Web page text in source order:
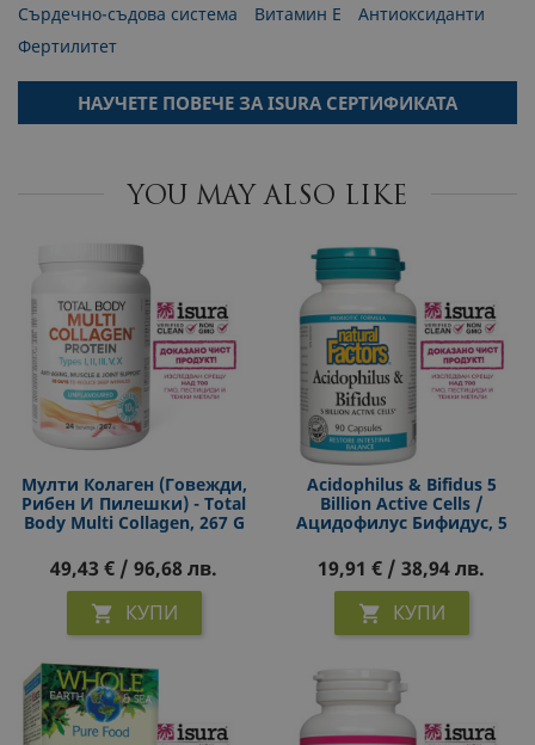
Сърдечно-съдова система
Витамин E
Антиоксиданти
Фертилитет
НАУЧЕТЕ ПОВЕЧЕ ЗА ISURA СЕРТИФИКАТА
YOU MAY ALSO LIKE
Mулти Колаген (говежди,
Рибен И Пилешки) - Total
Body Multi Collagen, 267 G
49,43 € / 96,68 лв.
 КУПИ
Acidophilus & Bifidus 5
Billion Active Cells /
Ацидофилус Бифидус, 5
Пробиотици, 90 Капсули
19,91 € / 38,94 лв.
 КУПИ